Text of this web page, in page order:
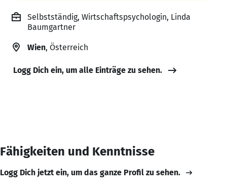
Selbstständig, Wirtschaftspsychologin, Linda
Baumgartner
Wien, Österreich
Logg Dich ein, um alle Einträge zu sehen.
Fähigkeiten und Kenntnisse
Logg Dich jetzt ein, um das ganze Profil zu sehen.